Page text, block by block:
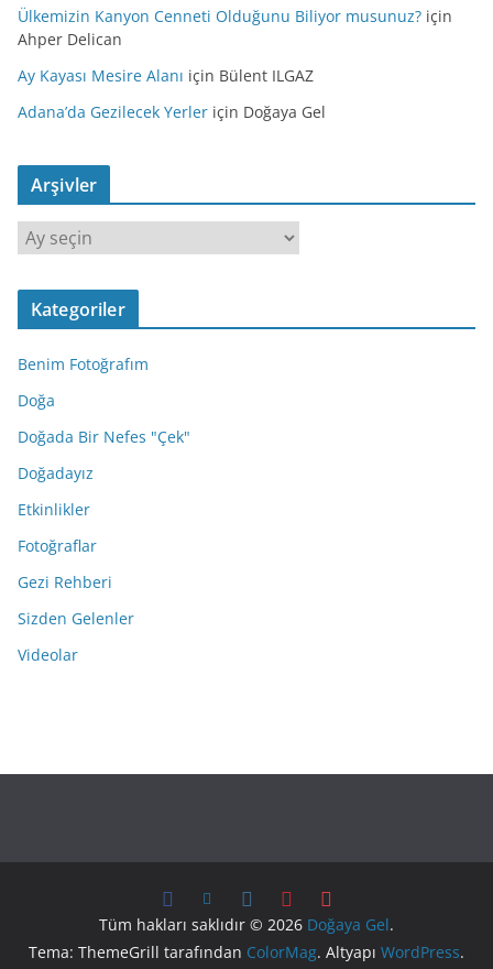
Ülkemizin Kanyon Cenneti Olduğunu Biliyor musunuz? için
Ahper Delican
Ay Kayası Mesire Alanı için Bülent ILGAZ
Adana’da Gezilecek Yerler için Doğaya Gel
Arşivler
r
ş
l
e
r
Kategoriler
Benim Fotoğrafım
Doğa
Doğada Bir Nefes "Çek"
Doğadayız
Etkinlikler
Fotoğraflar
Gezi Rehberi
Sizden Gelenler
Videolar
Tüm hakları saklıdır © 2026 Doğaya Gel.
Tema: ThemeGrill tarafından ColorMag. Altyapı WordPress.